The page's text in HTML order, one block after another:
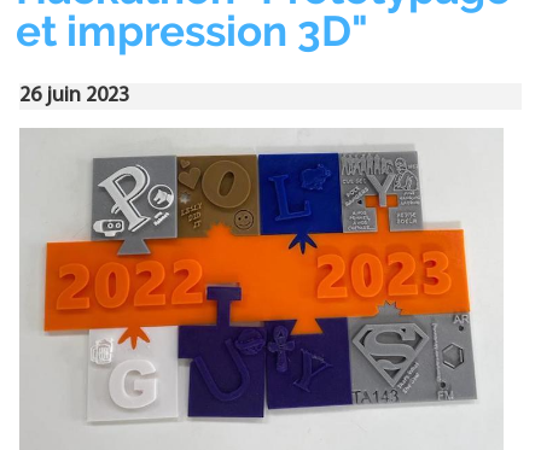
3D"
et impression 3D"
26 juin 2023